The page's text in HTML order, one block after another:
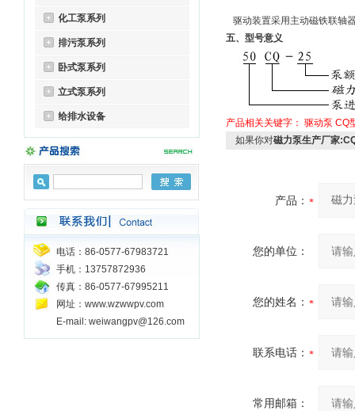
化工泵系列
排污泵系列
卧式泵系列
立式泵系列
给排水设备
电话：86-0577-67983721
手机：13757872936
传真：86-0577-67995211
网址：www.wzwwpv.com
E-mail: weiwangpv@126.com
驱动装置采用主动磁铁联轴
五、型号意义
产品相关关键字： 驱动泵 CQ
如果你对磁力泵生产厂家
产品：
您的单位：
您的姓名：
联系电话：
常用邮箱：